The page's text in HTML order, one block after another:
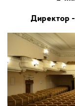
Директор -